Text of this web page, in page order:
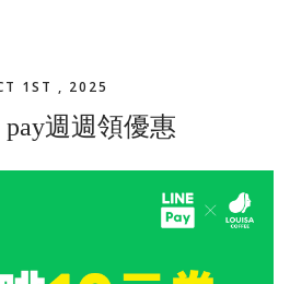
1ST , 2025
週週領優惠